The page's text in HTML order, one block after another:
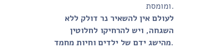
לעולם אין להשאיר נר דולק ללא
השגחה, ויש להרחיקו לחלוטין